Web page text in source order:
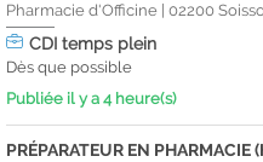
Pharmacie d'Officine |02200
CDItemps plein
Dès que possible
Publiée il y a 4 heure(s)
PRÉPARATEUR EN PHARMACIE